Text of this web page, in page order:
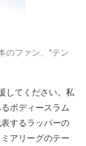
のファン、"テン
してください。私
ボディースラム
するラッパーの
アリーグのテー